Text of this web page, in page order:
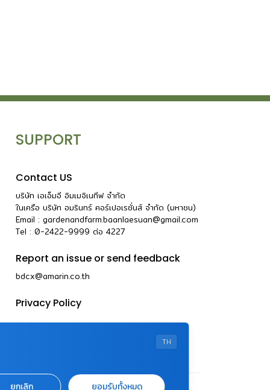
SUPPORT
Contact US
บริษัท เอเอ็มอี อิมเมจิเนทีฟ จำกัด
ในเครือ บริษัท อมรินทร์ คอร์เปอเรชั่นส์ จำกัด (มหาชน)
Email : gardenandfarm.baanlaesuan@gmail.com
Tel : 0-2422-9999 ต่อ 4227
Report an issue or send feedback
bdcx@amarin.co.th
Privacy Policy
TH
ยกเลิก ยอมรับทั้งหมด